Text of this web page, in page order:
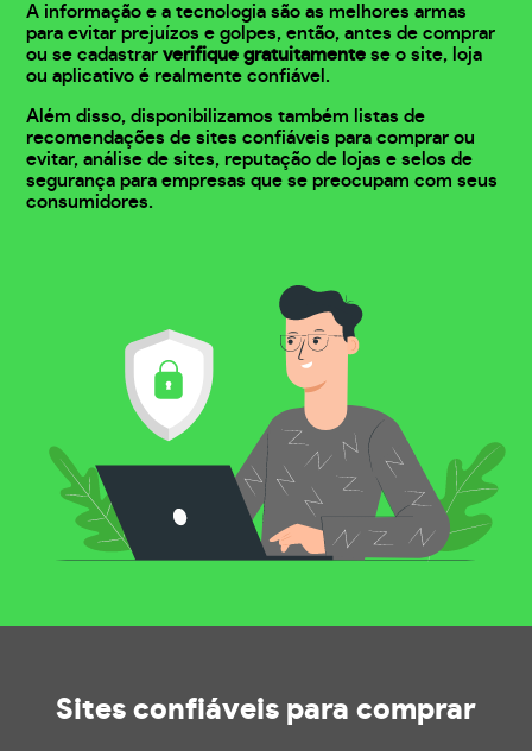
A informação e a tecnologia são as melhores armas
para evitar prejuízos e golpes, então, antes de comprar
ou se cadastrarverifique gratuitamente se o site, loja
ou aplicativo é realmente confiável.
Além disso, disponibilizamos também listas de
recomendações de sites confiáveis para comprar ou
evitar, análise de sites, reputação de lojas e selos de
segurança para empresas que se preocupam com seus
consumidores.
Sites confiáveis para comprar